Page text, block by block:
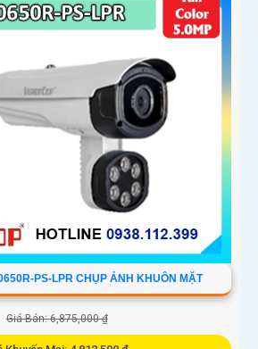
PS-LPR CHỤP ẢNH KHUÔN MẶT
Giá Bán: 6,875,000 ₫